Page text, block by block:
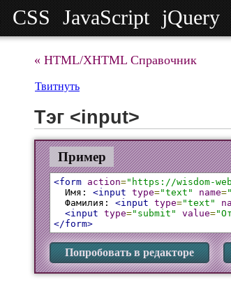
CSS JavaScript jQuery
« HTML/XHTML Справочник
Твитнуть
Тэг <input>
Пример
<form action="https://wisdom-
  Имя:
<input type="text" name=
  Фамилия:
<input type="text"
<input type="submit" value=
</form>
Попробовать в редакторе